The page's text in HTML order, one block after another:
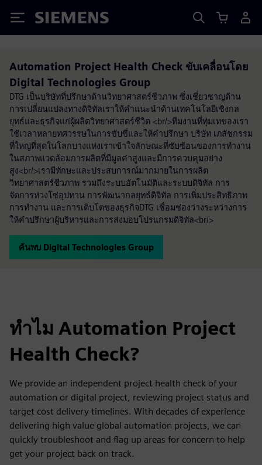
Siemens
Automation Project Health Check ขับเคลื่อนโดย
Digital Technologies Group
DTG เป็นบริษัทที่ปรึกษาด้านวิทยาศาสตร์ชีวภาพ ซึ่งเชี่ยวชาญด้าน
การเปลี่ยนแปลงทางดิจิทัลเราให้คำแนะนำด้านเทคโนโลยีเชิงกล
ยุทธ์และธุรกิจแก่ผู้ผลิตวิทยาศาสตร์ชีวิต <br/>ทีมงานที่ทุ่มเทของเรา
ใช้เวลาหลายทศวรรษในการขับขี่และให้คำปรึกษา บริษัท เภสัชกรรม
ที่ใหญ่ที่สุดในโลกบางแห่งเราเข้าใจลักษณะที่ซับซ้อนของการทำงาน
ในสภาพแวดล้อมการผลิตที่มีมูลค่าสูงและมีการควบคุมอย่าง
สูง<br/>เรามีทักษะและประสบการณ์มากมายในการผลิต
วิทยาศาสตร์ชีวภาพ รวมถึงระบบอัตโนมัติและระบบดิจิทัล การ
จัดการห่วงโซ่อุปทาน การพัฒนากลยุทธ์ดิจิทัล การเพิ่มประสิทธิภาพ
การทำงาน และการเติบโตของธุรกิจDTG เชื่อมช่องว่างระหว่างการ
ให้คำปรึกษาผู้บริหารและการส่งมอบโปรแกรมดิจิทัล<br/>
ค้นพบ Digital Technologies Group
ทำไม Automation Project
Health Check?
We provide an independent project health check of your
automation or digital project, reviewing project status and
target cost delivery timelines. With decades of experience
delivering high value global automation projects, we can
quickly troubleshoot and flag up areas for concern to help
get your project back on track.